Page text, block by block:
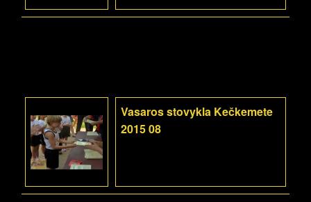
Vasaros stovykla Kečkemete
2015 08